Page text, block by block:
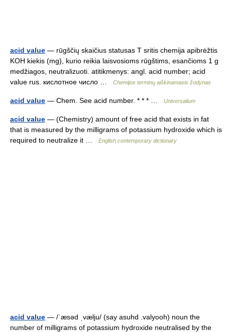
acid value — rūgščių skaičius statusas T sritis chemija apibrėžtis
KOH kiekis (mg), kurio reikia laisvosioms rūgštims, esančioms 1 g
medžiagos, neutralizuoti. atitikmenys: angl. acid number; acid
value rus. кислотное число …
Chemijos terminų aiškinamasis žodynas
acid value — Chem. See acid number. * * * … Universalium
acid value — (Chemistry) amount of free acid that exists in fat
that is measured by the milligrams of potassium hydroxide which is
required to neutralize it …
English contemporary dictionary
acid value — /ˈæsəd ˌvælju/ (say asuhd .valyooh) noun the
number of milligrams of potassium hydroxide neutralised by the